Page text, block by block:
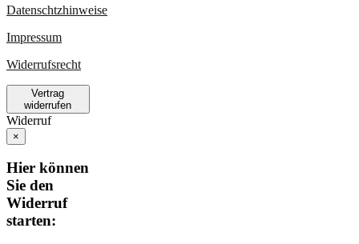
Datenschtzhinweise
Impressum
Widerrufsrecht
Vertrag
widerrufen
Widerruf
×
Hier können
Sie den
Widerruf
starten: